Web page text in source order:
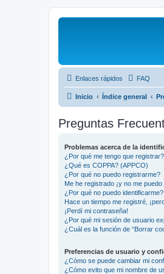
Enlaces rápidos FAQ
Inicio Índice general
Preguntas
Problemas acerca de la
¿Por qué me tengo que registrar?
¿Qué es COPPA? (APPCO)
¿Por qué no puedo registrarme?
Me he registrado ¡y no me puedo
¿Por qué no puedo identificarme?
Hace un tiempo me registré,
¡Perdí mi contraseña!
¿Por qué mi sesión de usuario
¿Cuál es la función de “Borrar
Preferencias de usuario y
¿Cómo se puede cambiar mi
¿Cómo evito que mi nombre de